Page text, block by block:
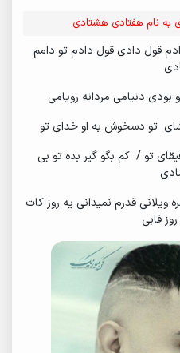
5 Sobh
19. Khalse
21. Gorge Siah (Remix)
22. Gorge Siah
23. Adam Barfi
25. Farhad
Avarez (Remix)
Parse Sefid 2
Joft Shish
Khat Khati
به نام هفتادی هشتادی
قول دادی قول دادم تو دامم
دنیامی مردانه رویامی
تو دسخوش به او خدای تو
تو / کم بگو گیر بده تو بی
ویلانی قدرم نمیدانی یه روز کات
فابی